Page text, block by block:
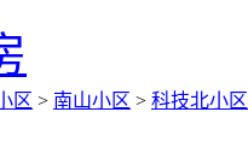
区 > 南山小区 > 科技北小区